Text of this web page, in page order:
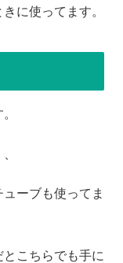
に使ってます。
ーブも使ってま
こちらでも手に